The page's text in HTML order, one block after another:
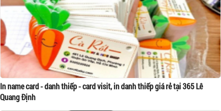
In name card - danh thiếp - card visit, in danh thiếp giá rẻ tại 365 Lê
Quang Định